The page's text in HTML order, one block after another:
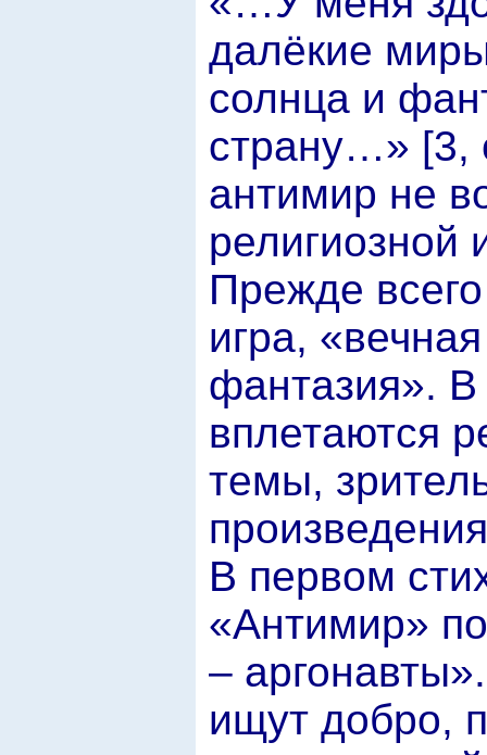
далёкие
солнца и
страну…» [3,
антимир не
религиозной
Прежде всего
игра,
фантазия». В
вплетаются
темы,
В первом
«Антимир»
–
ищут добро,